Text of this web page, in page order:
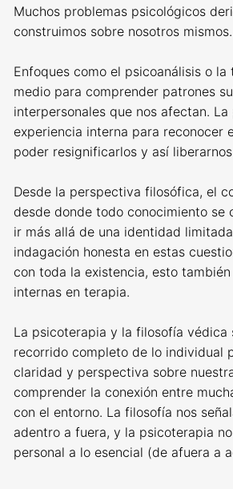
Muchos problemas psicológicos
construimos sobre nosotros mismos.
Enfoques como el psicoanálisis o
medio para comprender patrones
interpersonales que nos afectan.
experiencia interna para reconocer
poder resignificarlos y así
Desde la perspectiva filosófica, el
desde donde todo conocimiento se
ir más allá de una identidad
indagación honesta en estas
con toda la existencia, esto
internas en terapia.
La psicoterapia y la filosofía védica
recorrido completo de lo individual
claridad y perspectiva sobre
comprender la conexión entre
con el entorno. La filosofía nos
adentro a fuera, y la psicoterapia
personal a lo esencial (de afuera a